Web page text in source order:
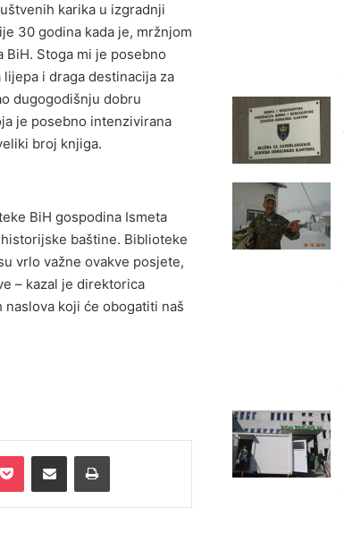
karika u izgradnji
30 godina kada je, mržnjom
Stoga mi je posebno
i draga destinacija za
dugogodišnju dobru
je posebno intenzivirana
broj knjiga.
BiH gospodina Ismeta
baštine. Biblioteke
vrlo važne ovakve posjete,
– kazal je direktorica
koji će obogatiti naš
Pocket Podijeli putem Emaila Print